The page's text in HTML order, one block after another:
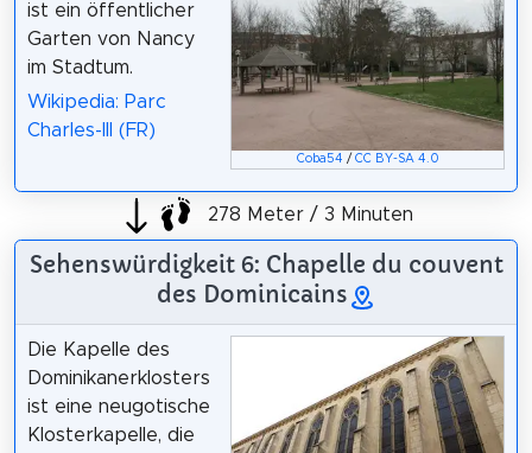
Coba54 / CC BY-SA 4.0
ist ein öffentlicher
Garten von Nancy
im Stadtum.
Wikipedia: Parc
Charles-III (FR)
278 Meter / 3 Minuten
Sehenswürdigkeit 6: Chapelle du couvent
des Dominicains
Die Kapelle des
Dominikanerklosters
ist eine neugotische
Klosterkapelle, die